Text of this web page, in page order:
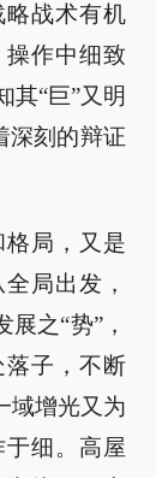
战术有机
作中细致
其“巨”又明
深刻的辩证
局，又是
局出发，
之“势”，
落子，不断
域增光又为
细。高屋